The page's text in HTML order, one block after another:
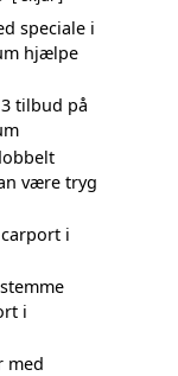
speciale i
hjælpe
tilbud på
være tryg
i
i
med